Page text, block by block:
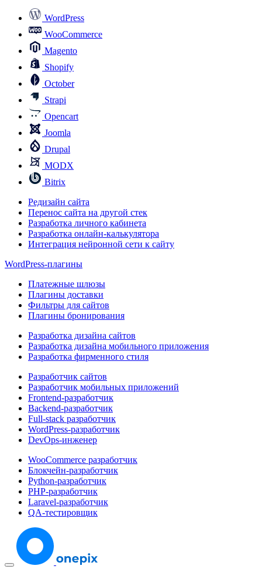
WordPress
WooCommerce
Magento
Shopify
October
Strapi
Opencart
Joomla
Drupal
MODX
Bitrix
Редизайн сайта
Перенос сайта на другой стек
Разработка личного кабинета
Разработка онлайн-калькулятора
Интеграция нейронной сети к сайту
WordPress-плагины
Платежные шлюзы
Плагины доставки
Фильтры для сайтов
Плагины бронирования
Разработка дизайна сайтов
Разработка дизайна мобильного приложения
Разработка фирменного стиля
Разработчик сайтов
Разработчик мобильных приложений
Frontend-разработчик
Backend-разработчик
Full-stack разработчик
WordPress-разработчик
DevOps-инженер
WooCommerce разработчик
Блокчейн-разработчик
Python-разработчик
PHP-разработчик
Laravel-разработчик
QA-тестировщик